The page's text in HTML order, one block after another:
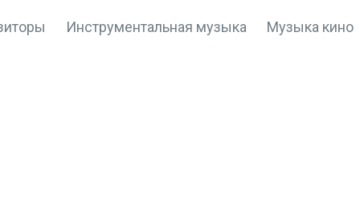
Инструментальная музыка Музыка кино